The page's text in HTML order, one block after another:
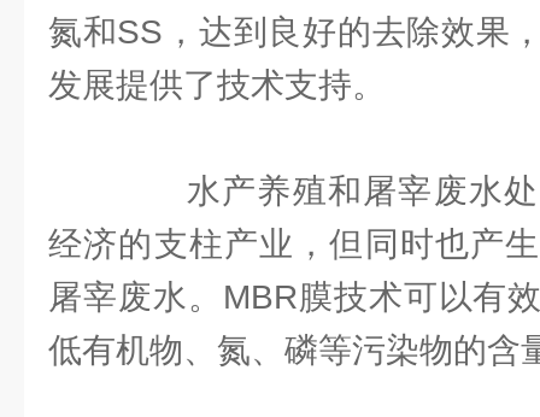
氮和SS，达到良好的去除效果
发展提供了技术支持。
水产养殖和屠宰废水处
经济的支柱产业，但同时也产
屠宰废水。MBR膜技术可以有
低有机物、氮、磷等污染物的含